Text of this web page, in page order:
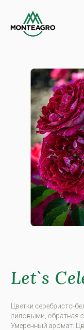
Let`s
Цветки серебристо-
лиловыми, обратная
Умеренный аромат.